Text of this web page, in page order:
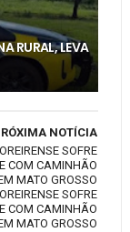
RURAL, LEVA
NOTÍCIA
SOFRE
COM CAMINHÃO
MATO GROSSO
SOFRE
COM CAMINHÃO
MATO GROSSO